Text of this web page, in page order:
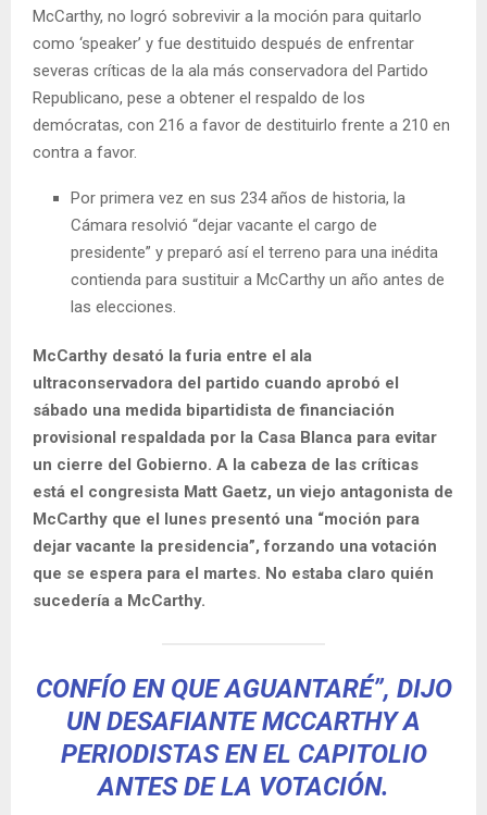
McCarthy, no logró sobrevivir a la moción para quitarlo
como ‘speaker’ y fue destituido después de enfrentar
severas críticas de la ala más conservadora del Partido
Republicano, pese a obtener el respaldo de los
demócratas, con 216 a favor de destituirlo frente a 210 en
contra a favor.
Por primera vez en sus 234 años de historia, la
Cámara resolvió “dejar vacante el cargo de
presidente” y preparó así el terreno para una inédita
contienda para sustituir a McCarthy un año antes de
las elecciones.
McCarthy desató la furia entre el ala
ultraconservadora del partido cuando aprobó el
sábado una medida bipartidista de financiación
provisional respaldada por la Casa Blanca para evitar
un cierre del Gobierno. A la cabeza de las críticas
está el congresista Matt Gaetz, un viejo antagonista de
McCarthy que el lunes presentó una “moción para
dejar vacante la presidencia”, forzando una votación
que se espera para el martes. No estaba claro quién
sucedería a McCarthy.
CONFÍO EN QUE AGUANTARÉ”, DIJO
UN DESAFIANTE MCCARTHY A
PERIODISTAS EN EL CAPITOLIO
ANTES DE LA VOTACIÓN.